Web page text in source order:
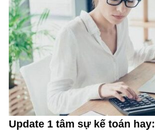
Update 1 tâm sự kế toán hay: